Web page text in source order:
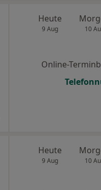
Heute
9 Aug 10
Online-
Heute
9 Aug 10